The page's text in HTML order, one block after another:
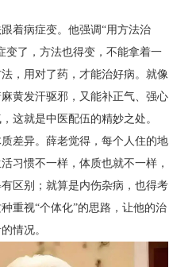
着病症变。他强调“用方法治
变了，方法也得变，不能拿着一
，用对了药，才能治好病。就像
黄发汗驱邪，又能补正气、强心
这就是中医配伍的精妙之处。
差异。薛老觉得，每个人住的地
习惯不一样，体质也就不一样，
区别；就算是内伤杂病，也得考
重视“个体化”的思路，让他的治
情况。